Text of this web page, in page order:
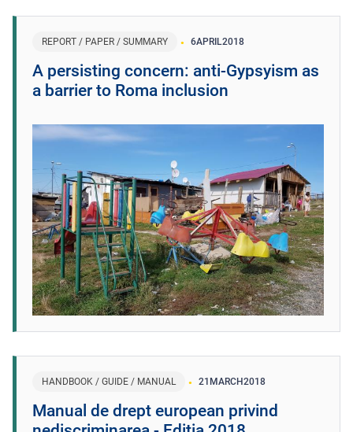
REPORT / PAPER / SUMMARY 6APRIL2018
A persisting concern: anti-Gypsyism as
a barrier to Roma inclusion
HANDBOOK / GUIDE / MANUAL 21MARCH2018
Manual de drept european privind